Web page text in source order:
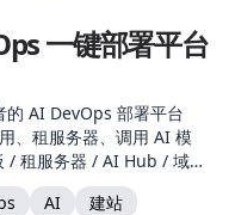
一键部署平台
AI DevOps 部署平台
、租服务器、调用 AI 模
/ 租服务器 / AI Hub / 域名
手路径。
AI
建站